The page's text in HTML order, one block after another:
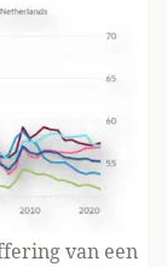
van een